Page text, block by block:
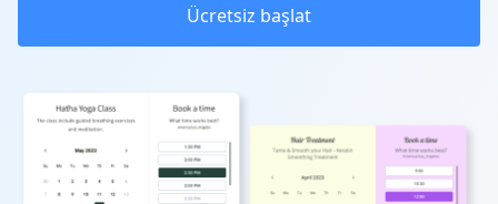
Ücretsiz başlat